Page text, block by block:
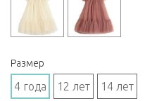
Размер
4 года 12 лет 14 лет